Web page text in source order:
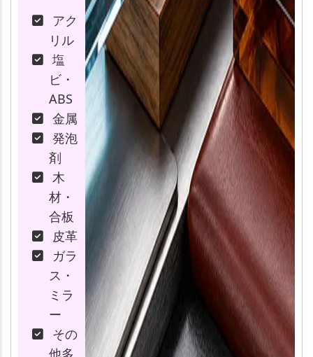
アク
リル
塩
ビ・
ABS
金属
発泡
剤
木
材・
合板
皮革
ガラ
ス・
ミラ
ー
その
他多